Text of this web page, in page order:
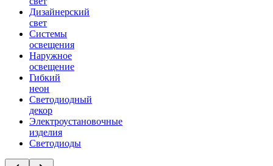
Дизайнерский
свет
Системы
освещения
Наружное
освещение
Гибкий
неон
Светодиодный
декор
Электроустановочные
изделия
Светодиоды